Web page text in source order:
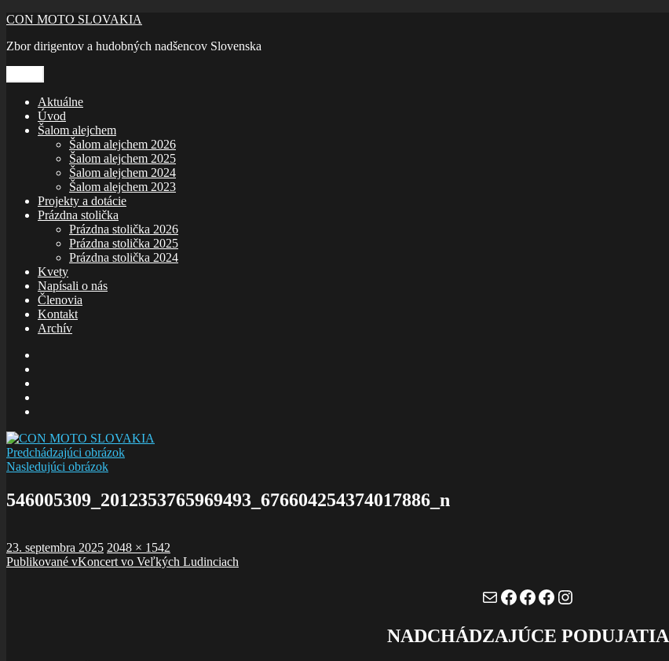
Prejsť
obsah
CON MOTO SLOVAKIA
Zbor dirigentov a hudobných nadšencov Slovenska
Aktuálne
Úvod
Šalom alejchem
Šalom alejchem 2026
Šalom alejchem 2025
Šalom alejchem 2024
Šalom alejchem 2023
Projekty a dotácie
Prázdna stolička
Prázdna stolička 2026
Prázdna stolička 2025
Prázdna stolička 2024
Kvety
Napísali o nás
Členovia
Kontakt
Archív
Predchádzajúci obrázok
Nasledujúci obrázok
546005309_2012353765969493_676604254374017886_n
Publikované
23. septembra 2025 Plná
veľkosť
2048 × 1542
Navigácia
Publikované vKoncert vo Veľkých Ludinciach
MailFacebook
Facebook
Facebook
Instagram
NADCHÁDZAJÚCE PODUJATIA